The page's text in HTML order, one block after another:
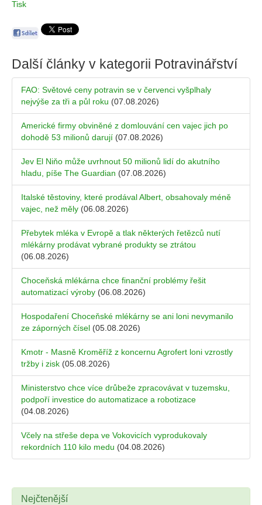
Tisk
Další články v kategorii Potravinářství
FAO: Světové ceny potravin se v červenci vyšplhaly
nejvýše za tři a půl roku (07.08.2026)
Americké firmy obviněné z domlouvání cen vajec jich po
dohodě 53 milionů darují (07.08.2026)
Jev El Niňo může uvrhnout 50 milionů lidí do akutního
hladu, píše The Guardian (07.08.2026)
Italské těstoviny, které prodával Albert, obsahovaly méně
vajec, než měly (06.08.2026)
Přebytek mléka v Evropě a tlak některých řetězců nutí
mlékárny prodávat vybrané produkty se ztrátou
(06.08.2026)
Choceňská mlékárna chce finanční problémy řešit
automatizací výroby (06.08.2026)
Hospodaření Choceňské mlékárny se ani loni nevymanilo
ze záporných čísel (05.08.2026)
Kmotr - Masně Kroměříž z koncernu Agrofert loni vzrostly
tržby i zisk (05.08.2026)
Ministerstvo chce více drůbeže zpracovávat v tuzemsku,
podpoří investice do automatizace a robotizace
(04.08.2026)
Včely na střeše depa ve Vokovicích vyprodukovaly
rekordních 110 kilo medu (04.08.2026)
Nejčtenější